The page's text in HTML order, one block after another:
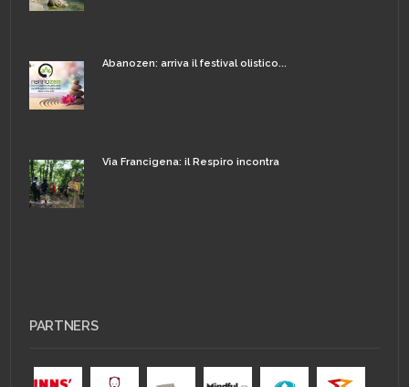
Abanozen: arriva il festival olistico...
Via Francigena: il Respiro incontra
PARTNERS